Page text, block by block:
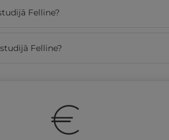
Felline?
Felline?